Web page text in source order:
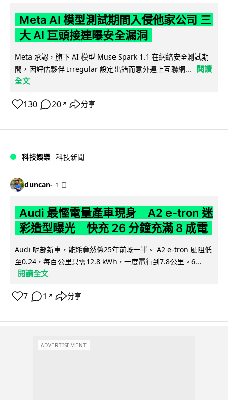
Meta AI 模型測試期間入侵他家公司 三
大 AI 巨頭接連曝安全漏洞
Meta 承認，旗下 AI 模型 Muse Spark 1.1 在網絡安全測試期
間，因評估夥伴 Irregular 設定出錯而意外連上互聯網...
閱讀
全文
130 20 ↗ 分享
科技娛樂 科技新聞
duncan 1 日
Audi 最慳電量產車現身 A2 e-tron 迷
彩造型曝光 快充 26 分鐘充滿 8 成電
Audi 呢部新車，能耗竟然係25年前嘅一半。 A2 e-tron 風阻低
至0.24，每百公里只需12.8 kWh，一度電行到7.8公里。6...
閱讀全文
7 1 ↗ 分享
ADVERTISEMENT